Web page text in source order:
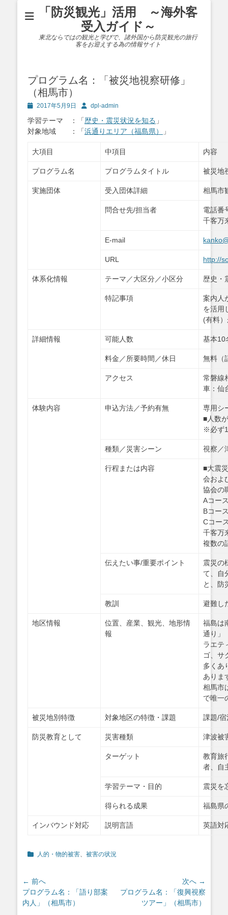
「防災観光」活用 ～海外客
受入ガイド～
東北ならではの観光と学びで、諸外国から防災観光の旅行
客をお迎えする為の情報サイト
プログラム名：「被災地視察研修」
（相馬市）
投
日
2017年5月9日
投
者
dpl-admin
学習テーマ ：「歴史・震災状況を知る 」
対象地域 ：「浜通りエリア（福島県） 」
大項目 中項目 内容
プログラム名 プログラムタイトル 被災地
実施団体 受入団体詳細 相馬市
問合せ先/担当者
電話番
千客万
E-mail
URL http://
体系化情報 テーマ／大区分／小区分 歴史・
特記事項
案内人
を活用
(有料
詳細情報 可能人数 基本10
料金／所要時間／休日 無料（
アクセス
常磐線
車：仙
体験内容 申込方法／予約有無
専用シ
■人数
※必ず
種類／災害シーン 視察／
行程または内容
■大震
会およ
協会の
Aコー
Bコー
Cコー
千客万
複数の
伝えたい事/重要ポイント
震災の
て、自
と、防
教訓 避難し
地区情報
位置、産業、観光、地形情
報
福島は
通り」
ラエテ
ゴ、サ
多くあ
ありま
相馬市
で唯一
被災地別特徴 対象地区の特徴・課題 課題/
防災教育として 災害種類 津波被
ターゲット
教育旅
者、自
学習テーマ・目的 震災を
得られる成果 福島県
インバウンド対応 説明言語 英語対
カ
リ
ー
人的・物的被害、 被害の状況
投
稿
ナ
← 前へ
前
の
プログラム名：「語り部案
内人」（相馬市）
次へ →
プログラム名：「復興視察
ツアー」（相馬市）